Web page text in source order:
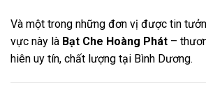
Và một trong những đơn vị được tin
vực này là Bạt Che Hoàng Phát –
hiên uy tín, chất lượng tại Bình Dương.